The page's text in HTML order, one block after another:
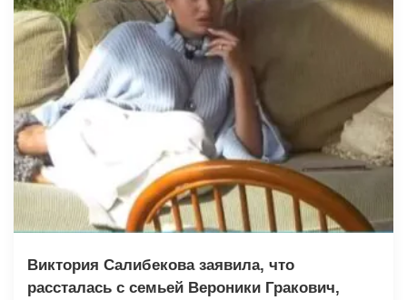
Виктория Салибекова заявила, что
рассталась с семьей Вероники Гракович,